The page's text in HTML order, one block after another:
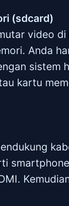
(sdcard)
video
Anda
sistem
kartu